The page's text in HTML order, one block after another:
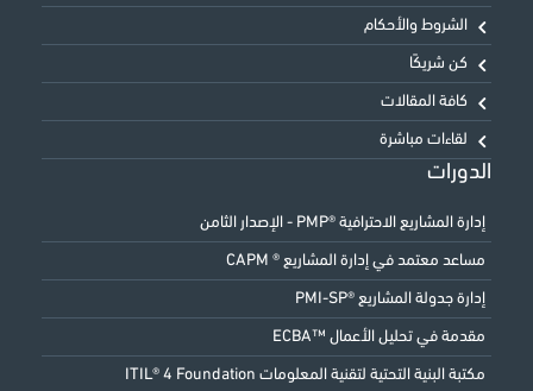
الشروط والأحكام
كن شريكًا
كافة المقالات
لقاءات مباشرة
الدورات
إدارة المشاريع الاحترافية ®PMP - الإصدار الثامن
مساعد معتمد في إدارة المشاريع ® CAPM
إدارة جدولة المشاريع ®PMI-SP
مقدمة في تحليل الأعمال ™ECBA
مكتبة البنية التحتية لتقنية المعلومات ITIL® 4 Foundation